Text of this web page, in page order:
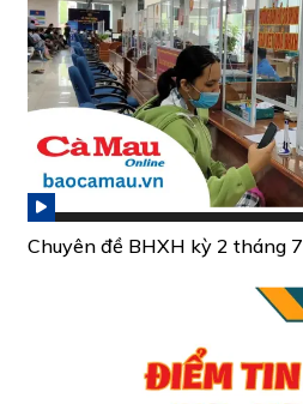
Chuyên đề BHXH kỳ 2 tháng 7